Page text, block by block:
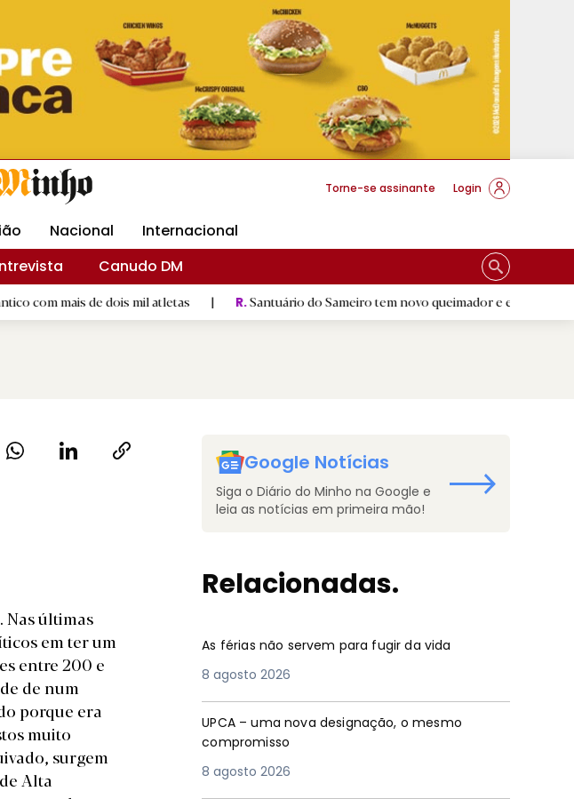
Livraria DM Arquidiocese Braga
Torne-se assinante Login
Nacional
Internacional
Canudo DM
de dois mil atletas | R.Santuário do Sameiro tem novo queimador e escultura de Nossa
Nas últimas
em ter um
entre 200 e
de num
porque era
muito
surgem
Alta
Google Notícias
Siga o Diário do Minho na Google e
leia as notícias em primeira mão!
Relacionadas.
As férias não servem para fugir da vida
8 agosto 2026
UPCA – uma nova designação, o mesmo
compromisso
8 agosto 2026